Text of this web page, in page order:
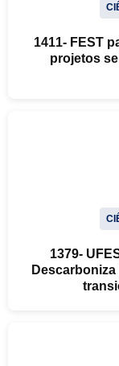
1411- FEST
projetos
1379-